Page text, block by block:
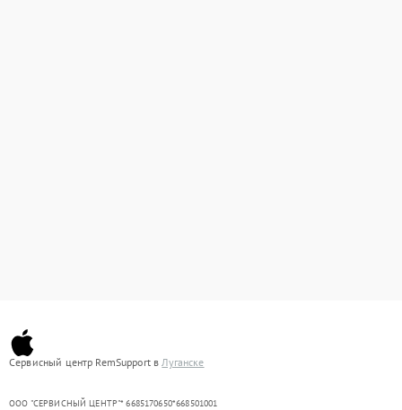
Сервисный центр RemSupport вЛуганске
ООО "СЕРВИСНЫЙ ЦЕНТР"* 6685170650*668501001